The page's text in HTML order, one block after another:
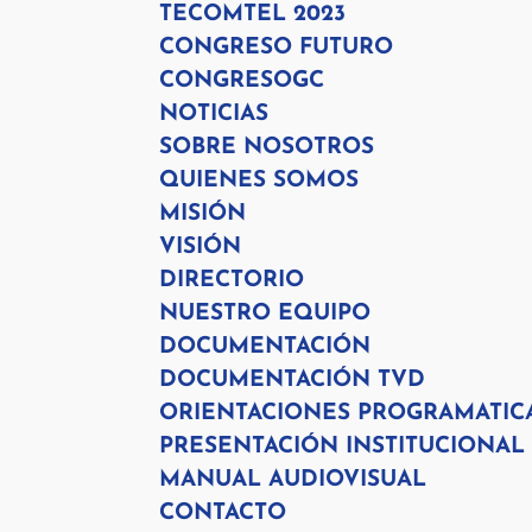
TECOMTEL 2023
CONGRESO FUTURO
CONGRESOGC
NOTICIAS
SOBRE NOSOTROS
QUIENES SOMOS
MISIÓN
VISIÓN
DIRECTORIO
NUESTRO EQUIPO
DOCUMENTACIÓN
DOCUMENTACIÓN TVD
ORIENTACIONES
PRESENTACIÓN INSTITUCIONAL
MANUAL AUDIOVISUAL
CONTACTO